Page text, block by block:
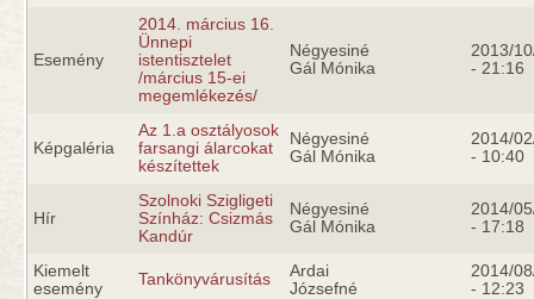
Esemény
2014. március 16.
Ünnepi
istentisztelet
/március 15-ei
megemlékezés/
Négyesiné
Gál Mónika
2013/
- 21:16
Képgaléria
Az 1.a osztályosok
farsangi álarcokat
készítettek
Négyesiné
Gál Mónika
2014/
- 10:40
Hír
Szolnoki Szigligeti
Színház: Csizmás
Kandúr
Négyesiné
Gál Mónika
2014/
- 17:18
Kiemelt
esemény
Tankönyvárusítás
Ardai
Józsefné
2014/
- 12:23